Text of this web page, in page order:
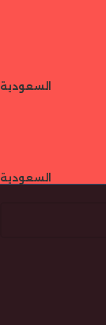
السعودية
السعودية